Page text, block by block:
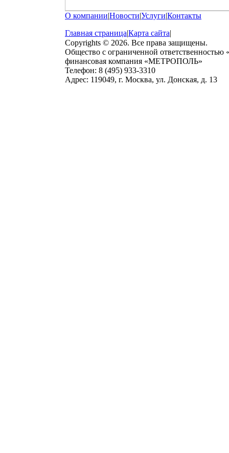
О компании|Новости|Услуги|Контакты
Главная страница|Карта сайта|
Copyrights © 2026. Все права защищены.
Общество с ограниченной ответственностью
финансовая компания «МЕТРОПОЛЬ»
Телефон: 8 (495) 933-3310
Адрес: 119049, г. Москва, ул. Донская, д. 13